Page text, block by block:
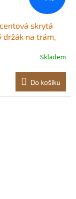
skrytá
držák na trám,
houpačkuSkladem
Do košíku